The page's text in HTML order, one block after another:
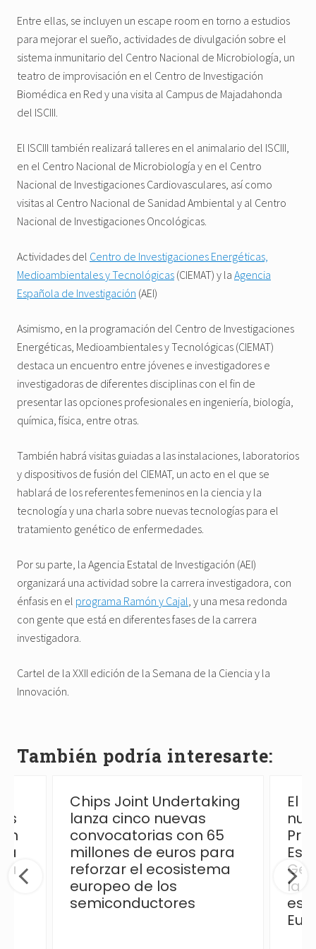
Entre ellas, se incluyen un escape room en torno a estudios
para mejorar el sueño, actividades de divulgación sobre el
sistema inmunitario del Centro Nacional de Microbiología, un
teatro de improvisación en el Centro de Investigación
Biomédica en Red y una visita al Campus de Majadahonda
del ISCIII.
El ISCIII también realizará talleres en el animalario del ISCIII,
en el Centro Nacional de Microbiología y en el Centro
Nacional de Investigaciones Cardiovasculares, así como
visitas al Centro Nacional de Sanidad Ambiental y al Centro
Nacional de Investigaciones Oncológicas.
Actividades del Centro de Investigaciones Energéticas,
Medioambientales y Tecnológicas (CIEMAT) y la Agencia
Española de Investigación (AEI)
Asimismo, en la programación del Centro de Investigaciones
Energéticas, Medioambientales y Tecnológicas (CIEMAT)
destaca un encuentro entre jóvenes e investigadores e
investigadoras de diferentes disciplinas con el fin de
presentar las opciones profesionales en ingeniería, biología,
química, física, entre otras.
También habrá visitas guiadas a las instalaciones, laboratorios
y dispositivos de fusión del CIEMAT, un acto en el que se
hablará de los referentes femeninos en la ciencia y la
tecnología y una charla sobre nuevas tecnologías para el
tratamiento genético de enfermedades.
Por su parte, la Agencia Estatal de Investigación (AEI)
organizará una actividad sobre la carrera investigadora, con
énfasis en el programa Ramón y Cajal, y una mesa redonda
con gente que está en diferentes fases de la carrera
investigadora.
Cartel de la XXII edición de la Semana de la Ciencia y la
Innovación.
También podría interesarte:
Chips Joint Undertaking
lanza cinco nuevas
convocatorias con 65
millones de euros para
reforzar el ecosistema
europeo de los
semiconductores
El
la